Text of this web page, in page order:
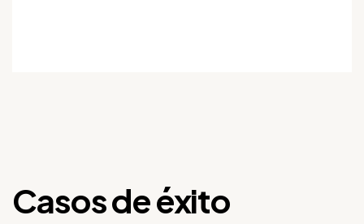
Casos de éxito